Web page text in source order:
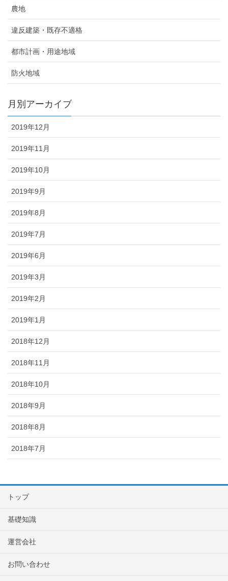
農地
違反建築・既存不適格
都市計画・用途地域
防火地域
月別アーカイブ
2019年12月
2019年11月
2019年10月
2019年9月
2019年8月
2019年7月
2019年6月
2019年3月
2019年2月
2019年1月
2018年12月
2018年11月
2018年10月
2018年9月
2018年8月
2018年7月
トップ
基礎知識
運営会社
お問い合わせ